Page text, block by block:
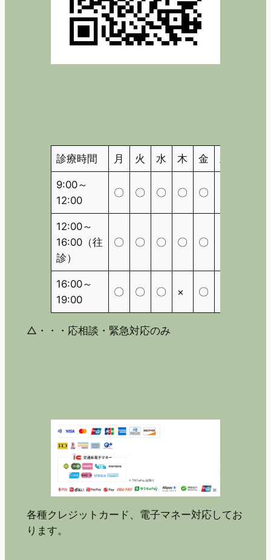
診療時間 月 火 水 木 金
9:00～
12:00
〇 〇 〇 〇 〇
12:00～
16:00（往
診）
〇 〇 〇 〇 〇
16:00～
19:00
〇 〇 〇 × 〇
△・・・応相談・緊急対応のみ
各種クレジットカード、電子マネー対応してお
ります。